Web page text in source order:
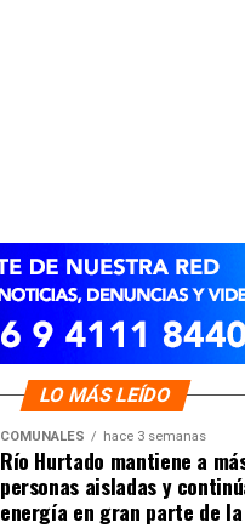
LO MÁS LEÍDO
COMUNALES hace 3 semanas
Río Hurtado mantiene a
personas aisladas y
energía en gran parte de